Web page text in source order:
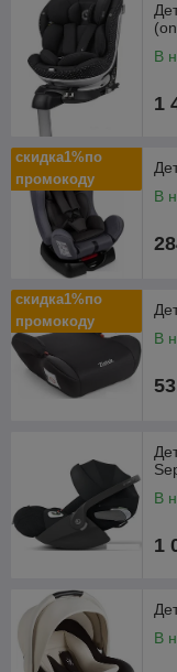
В
1
скидка1%по
промокоду
В
скидка1%по
промокоду
В
В
1
В